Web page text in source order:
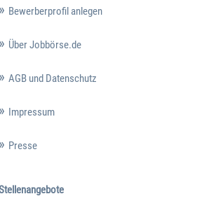
Bewerberprofil anlegen
Über Jobbörse.de
AGB und Datenschutz
Impressum
Presse